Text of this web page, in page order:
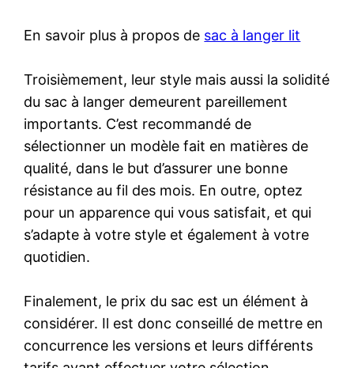
En savoir plus à propos de sac à langer lit
Troisièmement, leur style mais aussi la solidité
du sac à langer demeurent pareillement
importants. C’est recommandé de
sélectionner un modèle fait en matières de
qualité, dans le but d’assurer une bonne
résistance au fil des mois. En outre, optez
pour un apparence qui vous satisfait, et qui
s’adapte à votre style et également à votre
quotidien.
Finalement, le prix du sac est un élément à
considérer. Il est donc conseillé de mettre en
concurrence les versions et leurs différents